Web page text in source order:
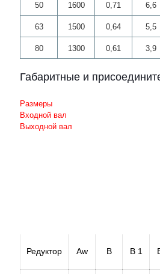
50 1600 0,71 6,6
63 1500 0,64 5,5
80 1300 0,61 3,9
Габаритные и
Размеры
Входной вал
Выходной вал
Редуктор Aw B B 1